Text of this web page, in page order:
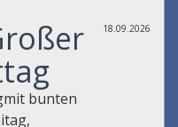
18.09.2026
bunten